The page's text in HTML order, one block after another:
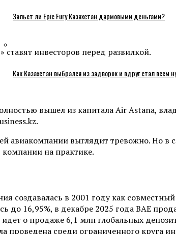
Зальет ли Epic Fury Казахстан дармовыми деньгами?
Как Казахстан выбрался из задворок и вдруг стал всем
инвесторов перед развилкой.
вышел из капитала Air Astana,
авиакомпании выглядит тревожно. Но
на практике.
создавалась в 2001 году как
до 16,95%, в декабре 2025 года BAE
о продаже 6,1 млн глобальных
проведена среди ограниченного круга